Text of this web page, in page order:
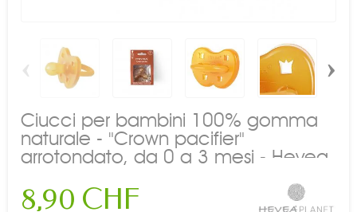
‹ ›
Ciucci per bambini 100% gomma
naturale - "Crown pacifier"
arrotondato, da 0 a 3 mesi - Hevea
8,90 CHF